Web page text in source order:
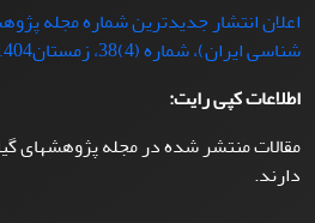
اعلان انتشار جدیدترین شماره مجله
شناسی ایران)، شماره (4)38، زمستان1404
اطلاعات کپی رایت:
مقالات منتشر شده در مجله پژوهشهای
دارند.